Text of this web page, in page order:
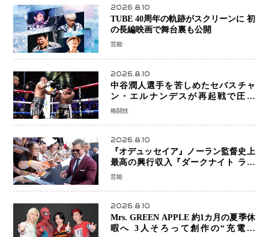
2026.8.10
TUBE 40周年の軌跡がスクリーンに 初
の長編映画で舞台裏も公開
芸能
2026.8.10
中谷潤人選手を苦しめたセバスチャ
ン・エルナンデスが再起戦で圧巻
KO 2回で相手を沈める…次戦は亀田
格闘技
2026.8.10
『オデュッセイア』ノーラン監督史上
最高の興行収入『ダークナイト ライ
ジング』超え、世界で11億ドル突破
芸能
2026.8.10
Mrs. GREEN APPLE 約1カ月の夏季休
暇へ 3人そろって創作の“充電期